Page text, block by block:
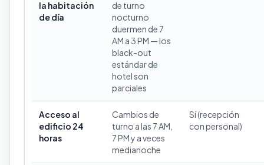
la habitación
de día
de turno
nocturno
duermen de 7
AM a 3 PM — los
black-out
estándar de
hotel son
parciales
Acceso al
edificio 24
horas
Cambios de
turno a las 7 AM,
7 PM y a veces
medianoche
Sí (recepción
con personal)